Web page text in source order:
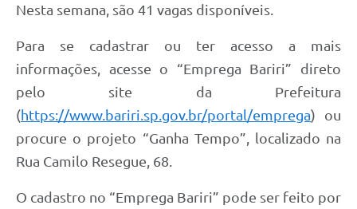
Nesta semana, são 41 vagas disponíveis.
Para se cadastrar ou ter acesso a mais
informações, acesse o “Emprega Bariri” direto
pelo site da Prefeitura
(https://www.bariri.sp.gov.br/portal/emprega) ou
procure o projeto “Ganha Tempo”, localizado na
Rua Camilo Resegue, 68.
O cadastro no “Emprega Bariri” pode ser feito por